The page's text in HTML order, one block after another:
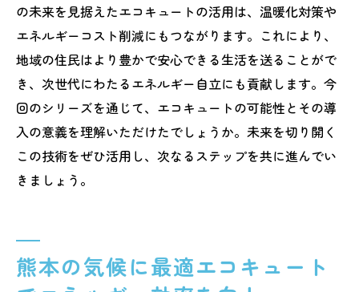
の未来を見据えたエコキュートの活用は、温暖化対策や
エネルギーコスト削減にもつながります。これにより、
地域の住民はより豊かで安心できる生活を送ることがで
き、次世代にわたるエネルギー自立にも貢献します。今
回のシリーズを通じて、エコキュートの可能性とその導
入の意義を理解いただけたでしょうか。未来を切り開く
この技術をぜひ活用し、次なるステップを共に進んでい
きましょう。
熊本の気候に最適エコキュート